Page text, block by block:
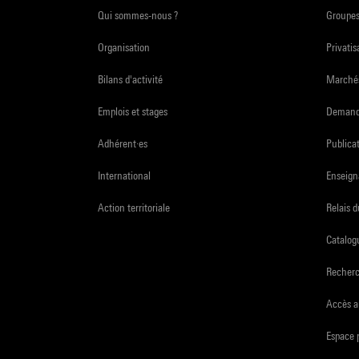
Qui sommes-nous ?
Organisation
Bilans d'activité
Emplois et stages
Adhérent·es
International
Action territoriale
Groupes
Relais
Accès
Espace